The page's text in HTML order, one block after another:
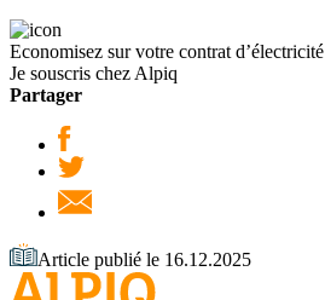
Economisez sur votre contrat d’électricité
Je souscris chez Alpiq
Partager
Article publié le 16.12.2025